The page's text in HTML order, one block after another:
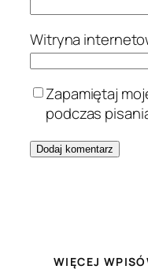
Witryna
Zapamiętaj
podczas
WIĘCEJ